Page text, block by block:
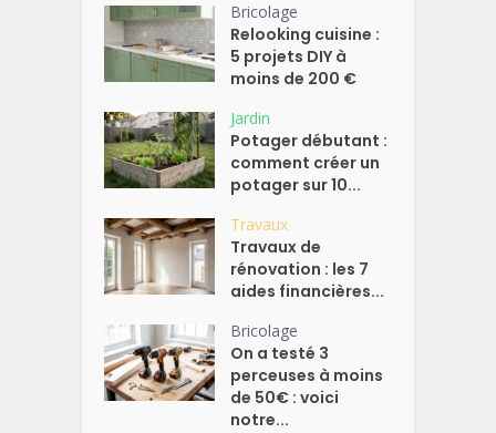
Bricolage
Relooking cuisine :
5 projets DIY à
moins de 200 €
Jardin
Potager débutant :
comment créer un
potager sur 10...
Travaux
Travaux de
rénovation : les 7
aides financières...
Bricolage
On a testé 3
perceuses à moins
de 50€ : voici
notre...